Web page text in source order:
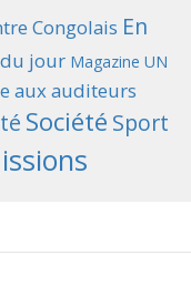
Congolais En
jour Magazine UN
aux auditeurs
Société Sport